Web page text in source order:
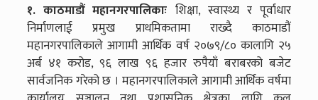
१. काठमाडौं महानगरपालिकाः शिक्षा, स्वास्थ्य र पूर्वाधार
निर्माणलाई प्रमुख प्राथमिकतामा राख्दै काठमाडौं
महानगरपालिकाले आगामी आर्थिक वर्ष २०७९/८० कालागि २५
अर्ब ४१ करोड, ९६ लाख ९६ हजार रुपैयाँ बराबरको बजेट
सार्वजनिक गरेको छ । महानगरपालिकाले आगामी आर्थिक वर्षमा